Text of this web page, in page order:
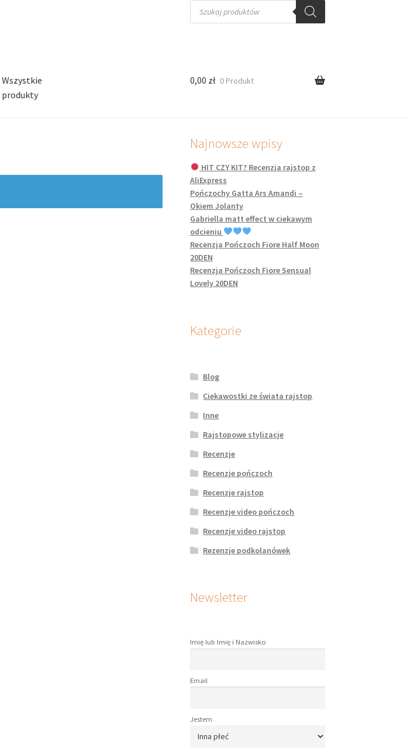
Wyszukiwarka
produktów
Wszystkie
produkty
0,00 zł 0 Produkt
Najnowsze wpisy
HIT CZY KIT? Recenzja rajstop z
AliExpress
Pończochy Gatta Ars Amandi –
Okiem Jolanty
Gabriella matt effect w ciekawym
odcieniu
Recenzja Pończoch Fiore Half Moon
20DEN
Recenzja Pończoch Fiore Sensual
Lovely 20DEN
Kategorie
Blog
Ciekawostki ze świata rajstop
Inne
Rajstopowe stylizacje
Recenzje
Recenzje pończoch
Recenzje rajstop
Recenzje video pończoch
Recenzje video rajstop
Rezenzje podkolanówek
Newsletter
Imię lub Imię i Nazwisko
Email
Jestem